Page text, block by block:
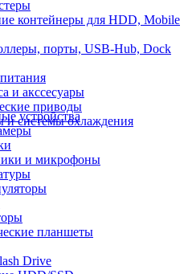
контейнеры для HDD, Mobile
порты, USB-Hub, Dock
и акссесуары
приводы
и системы охлаждения
устройства
и микрофоны
планшеты
Drive